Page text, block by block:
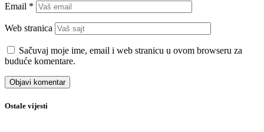
Email *
Web stranica
Sačuvaj moje ime, email i web stranicu u ovom browseru za
buduće komentare.
Ostale vijesti